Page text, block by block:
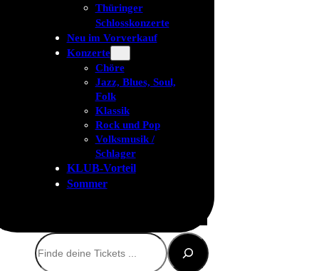
Thüringer
Schlosskonzerte
Neu im Vorverkauf
Konzerte
Chöre
Jazz, Blues, Soul,
Folk
Klassik
Rock und Pop
Volksmusik /
Schlager
KLUB-Vorteil
Sommer
Suchen